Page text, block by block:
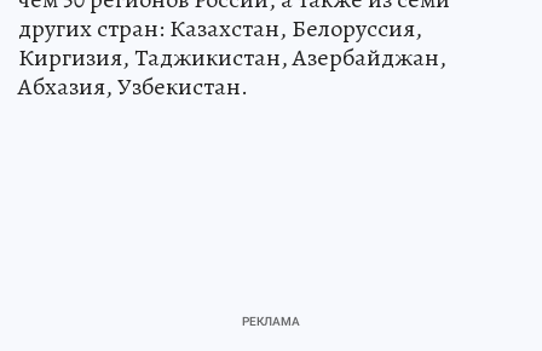
других стран: Казахстан, Белоруссия,
Киргизия, Таджикистан, Азербайджан,
Абхазия, Узбекистан.